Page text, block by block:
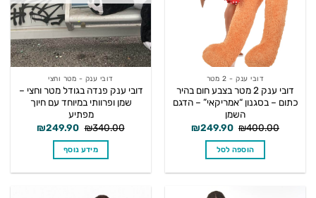
דובי ענק - 2 מטר
דובי ענק 2 מטר בצבע חום בהיר
כתום – בסגנון “אמריקאי” – הדגם
השמן
₪400.00
המחיר
היה:
₪400.00.
₪249.90
המחיר
הוספה לסל
דובי ענק - מטר וחצי
דובי ענק פנדה בגודל מטר וחצי –
שמן ופרוותי במיוחד עם חיוך
מפתיע
₪340.00
המחיר
היה:
₪340.00.
₪249.90
המחיר
מידע נוסף